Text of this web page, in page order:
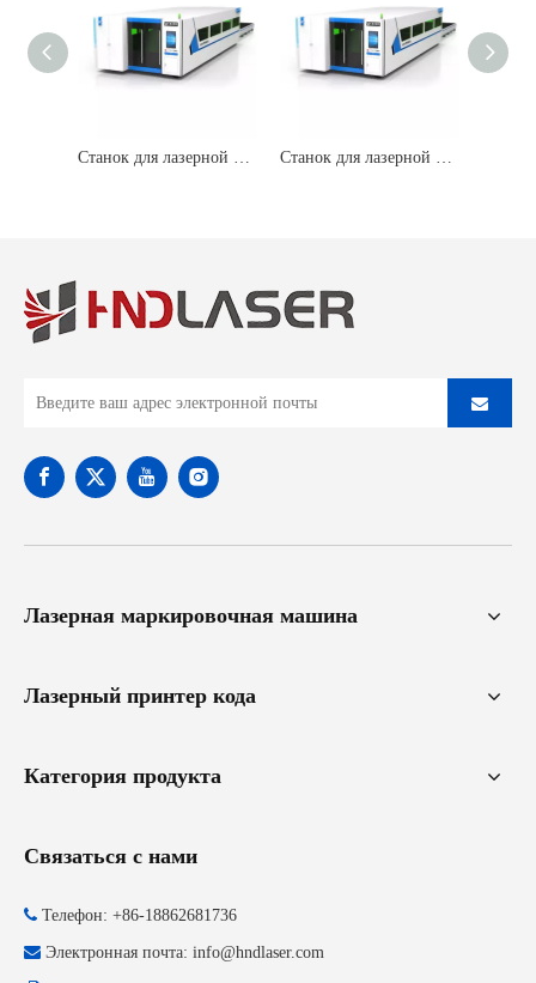
Станок для лазерной резки с ЧПУ для листового металла Станок для лазерной резки с ЧПУ для листового металла
Лазерная маркировочная машина
Лазерный принтер кода
Категория продукта
Связаться с нами
 Телефон: +86-18862681736
 Электронная почта: info@hndlaser.com